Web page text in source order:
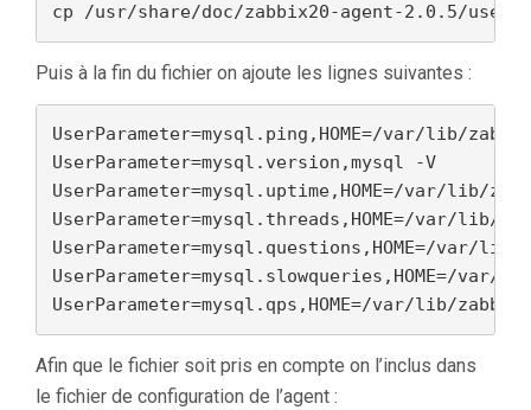
cp /usr/share/doc/zabbix20-agent-2.0.5/
Puis à la fin du fichier on ajoute les lignes suivantes :
UserParameter=mysql.ping,HOME=/var/lib/
UserParameter=mysql.version,mysql -V
UserParameter=mysql.uptime,HOME=/var/
UserParameter=mysql.threads,HOME=/var/
UserParameter=mysql.questions,HOME=/
UserParameter=mysql.qps,HOME=/var/lib/
Afin que le fichier soit pris en compte on l’inclus dans
le fichier de configuration de l’agent :